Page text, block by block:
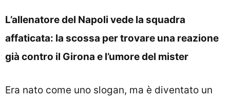
L’allenatore del Napoli vede la squadra
affaticata: la scossa per trovare una reazione
già contro il Girona e l’umore del mister
Era nato come uno slogan, ma è diventato un